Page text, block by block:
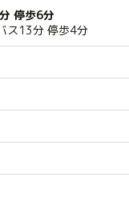
停歩6分
ス13分 停歩4分